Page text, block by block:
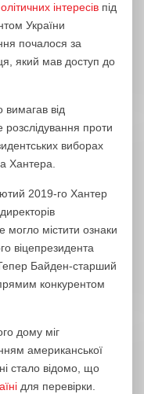
інтересів під
України
почалося за
який мав доступ до
від
розслідування проти
виборах
Хантера.
2019-го Хантер
могло містити ознаки
віцепрезидента
Байден-старший
конкурентом
дому міг
американської
стало відомо, що
для перевірки.